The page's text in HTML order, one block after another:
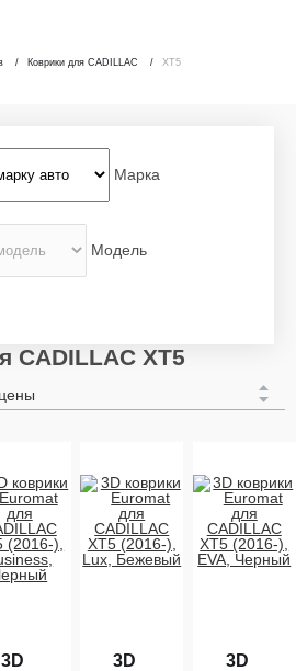
Коврики для CADILLAC XT5
Марка
Модель
CADILLAC XT5
3D
3D
3D